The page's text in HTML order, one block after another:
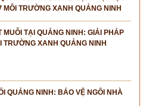
MÔI TRƯỜNG XANH QUẢNG NINH
MUỖI TẠI QUẢNG NINH: GIẢI PHÁP
TRƯỜNG XANH QUẢNG NINH
QUẢNG NINH: BẢO VỆ NGÔI NHÀ